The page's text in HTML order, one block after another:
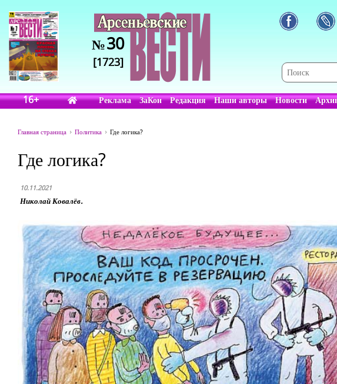
№30
[1723]
16+ Реклама ЗаКон Редакция Наши авторы Новости
Главная страница Политика Где логика?
Где логика?
10.11.2021
Николай Ковалёв.